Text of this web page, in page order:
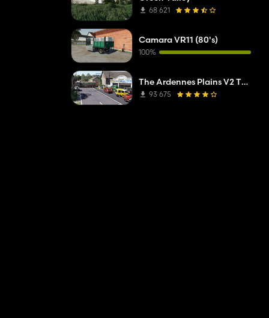
68 621
Camara VR11 (80's)
100%
The Ardennes Plains V2 TP Editar
93 675